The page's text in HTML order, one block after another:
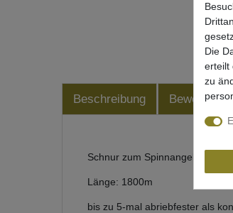
Beschreibung Bewertung
Schnur zum Spinnangeln von
Länge: 1800m
bis zu 5-mal abriebfester als
Die
erteilt
zu